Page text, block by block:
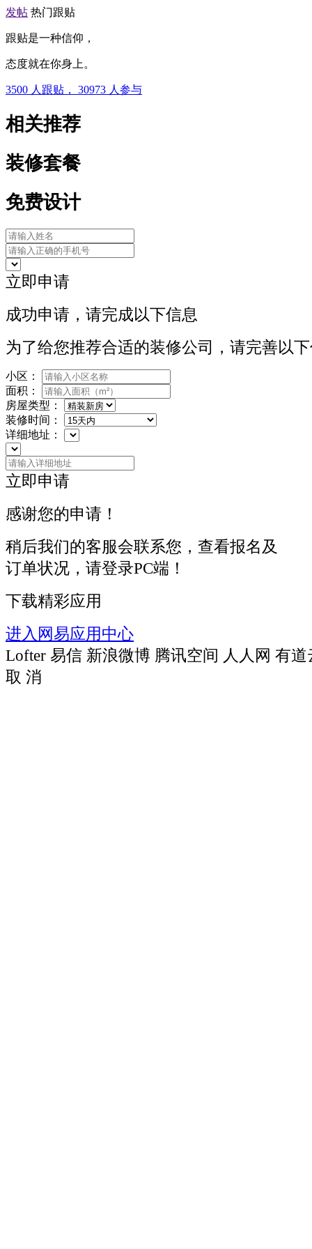
发帖 热门跟贴
跟贴是一种信仰，
态度就在你身上。
3500 人跟贴， 30973 人参与
相关推荐
装修套餐
免费设计
立即申请
成功申请，请完成以下信息
为了给您推荐合适的装修公司，请完善以
小区：
面积：
房屋类型：
装修时间：
详细地址：
立即申请
感谢您的申请！
稍后我们的客服会联系您，查看报名及
订单状况，请登录PC端！
下载精彩应用
进入网易应用中心
Lofter 易信 新浪微博 腾讯空间 人人网 有道
取 消